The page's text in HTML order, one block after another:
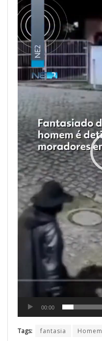
de
vídeo
00:00
Tags: fantasia Homem